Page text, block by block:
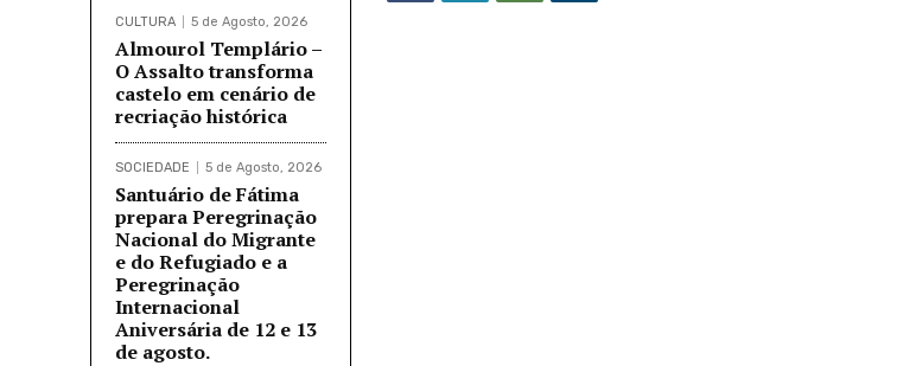
CULTURA 5 de Agosto, 2026
Almourol Templário –
O Assalto transforma
castelo em cenário de
recriação histórica
SOCIEDADE 5 de Agosto, 2026
Santuário de Fátima
prepara Peregrinação
Nacional do Migrante
e do Refugiado e a
Peregrinação
Internacional
Aniversária de 12 e 13
de agosto.